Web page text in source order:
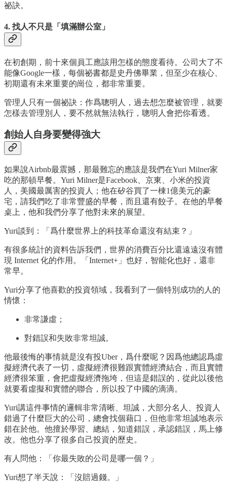
祕訣。
4. 找人不只是「填滿辦公室」
在初創期，前十來個員工應該用怎樣的態度看待。公司大了不
能像Google一樣，每個祕書都是史丹佛畢業，但至少在核心、
初期還有未來重要的崗位，都非常重要。
管理人只有一個祕訣：作爲聰明人，過去想怎麼被管理，就要
怎樣去管理別人，要不然就無法執行，聰明人會把你看透。
創始人自身要變得強大
如果說Airbnb最震撼，那最難忘的應該是我們在Yuri Milner家
吃的那頓早餐。Yuri Milner是Facebook、京東、小米的投資
人，美國最厲害的投資人；他在矽谷買了一棟1億美元的豪
宅，請我們吃了非常豐盛的早餐，而且還有餃子。在他的早餐
桌上，他和我們分享了他對未來的展望。
Yuri談到：「爲什麼世界上的科技革命還沒有結束？」
有很多統計的資料告訴我們，世界的消費百分比還遠遠沒有體
現 Internet 化的作用。「Internet+」也好，智能化也好，還非
常早。
Yuri分享了他喜歡的投資領域，我看到了一個特別成功的人的
情懷：
非常謙虛；
對錯誤和失敗非常坦誠。
他最後悔的事情就是沒有投Uber，爲什麼呢？因爲他總認爲虛
擬經濟代表了一切，虛擬經濟很難跟實體經濟結合，而且實體
經濟很笨重，會把虛擬經濟拖垮，但這是錯誤的，從此以後他
就要看虛擬和實體的聯合，所以投了中國的滴滴。
Yuri講這件事情的邏輯非常清晰、坦誠，大部分名人、投資人
錯過了什麼巨大的公司，總會找個藉口，但他非常坦誠地表示
錯在於他。他擅於學習、總結，知道錯誤，承認錯誤，馬上修
改。他也分享了很多自己投資的歷史。
有人問他：「你最失敗的公司是哪一個？」
Yuri想了半天說：「沒賠過錢。」